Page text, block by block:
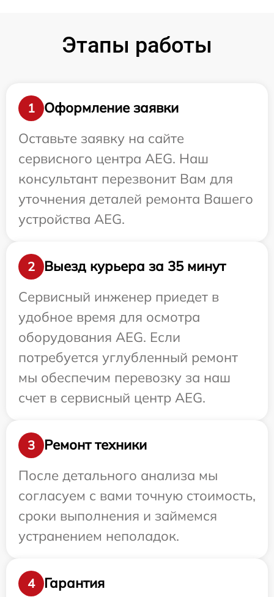
Этапы работы
1
Оформление заявки
Оставьте заявку на сайте
сервисного центра AEG. Наш
консультант перезвонит Вам для
уточнения деталей ремонта Вашего
устройства AEG.
2
Выезд курьера за 35 минут
Сервисный инженер приедет в
удобное время для осмотра
оборудования AEG. Если
потребуется углубленный ремонт
мы обеспечим перевозку за наш
счет в сервисный центр AEG.
3
Ремонт техники
После детального анализа мы
согласуем с вами точную стоимость,
сроки выполнения и займемся
устранением неполадок.
4 Гарантия